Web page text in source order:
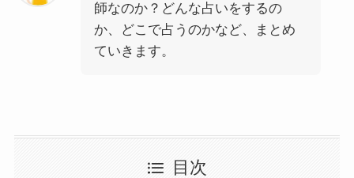
師なのか？どんな占いをするの
か、どこで占うのかなど、まとめ
ていきます。
目次